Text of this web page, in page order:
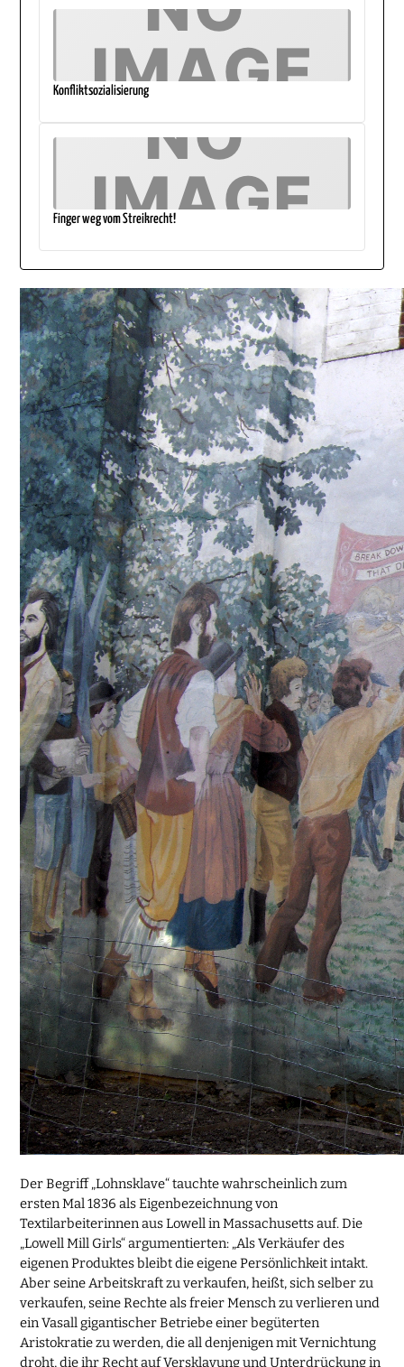
Konfliktsozialisierung
Finger weg vom Streikrecht!
Der Begriff „Lohnsklave“ tauchte wahrscheinlich zum
ersten Mal 1836 als Eigenbezeichnung von
Textilarbeiterinnen aus Lowell in Massachusetts auf. Die
„Lowell Mill Girls“ argumentierten: „Als Verkäufer des
eigenen Produktes bleibt die eigene Persönlichkeit intakt.
Aber seine Arbeitskraft zu verkaufen, heißt, sich selber zu
verkaufen, seine Rechte als freier Mensch zu verlieren und
ein Vasall gigantischer Betriebe einer begüterten
Aristokratie zu werden, die all denjenigen mit Vernichtung
droht, die ihr Recht auf Versklavung und Unterdrückung in